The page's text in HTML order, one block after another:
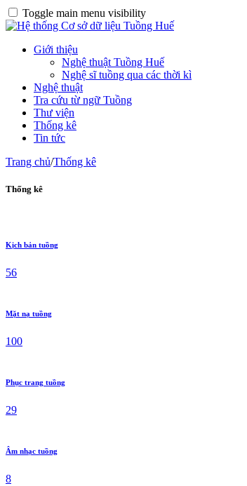
Toggle main menu visibility
Giới thiệu
Nghệ thuật Tuồng Huế
Nghệ sĩ tuồng qua các thời kì
Nghệ thuật
Tra cứu từ ngữ Tuồng
Thư viện
Thống kê
Tin tức
Trang chủ/Thống kê
Thống kê
Kịch bản tuồng
56
Mặt nạ tuồng
100
Phục trang tuồng
29
Âm nhạc tuồng
8